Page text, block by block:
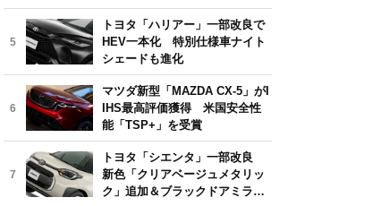
5
トヨタ「ハリアー」一部改良で
HEV一本化 特別仕様車ナイト
シェードも進化
6
マツダ新型「MAZDA CX-5」がI
IHS最高評価獲得 米国安全性
能「TSP+」を受賞
7
トヨタ「シエンタ」一部改良
新色「クリアベージュメタリッ
ク」追加＆ブラックドアミラー